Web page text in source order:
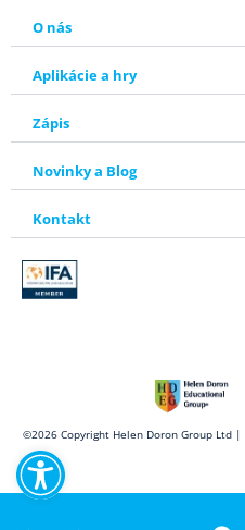
Open
O nás
Aplikácie a hry
Zápis
Novinky a Blog
Kontakt
©2026 Copyright Helen Doron Group Ltd |